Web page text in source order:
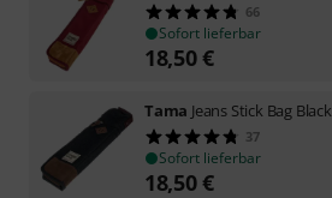
66
Sofort lieferbar
18,50€
Tama Jeans Stick Bag Black
37
Sofort lieferbar
18,50€